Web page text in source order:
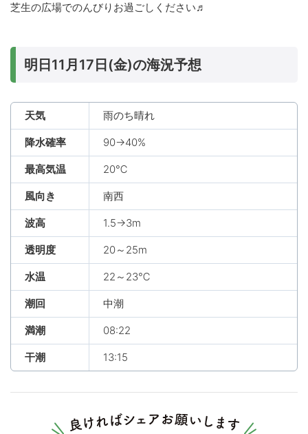
芝生の広場でのんびりお過ごしください♬
明日11月17日(金)の海況予想
天気 雨のち晴れ
降水確率 90→40%
最高気温 20℃
風向き 南西
波高 1.5→3m
透明度 20～25m
水温 22～23℃
潮回 中潮
満潮 08:22
干潮 13:15